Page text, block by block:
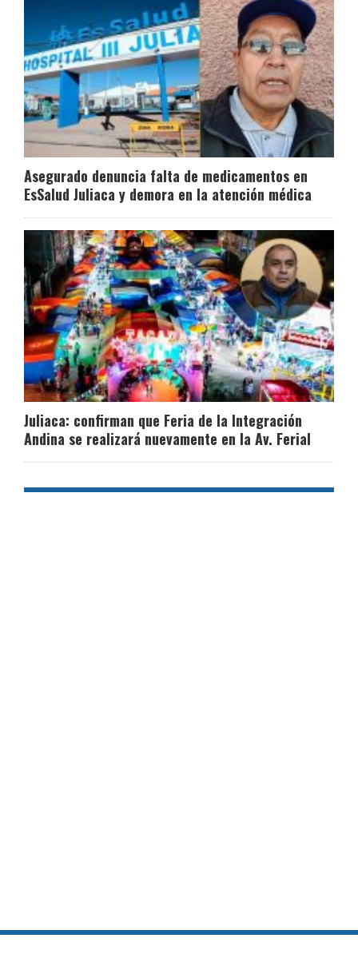
Asegurado denuncia falta de medicamentos en
EsSalud Juliaca y demora en la atención médica
Juliaca: confirman que Feria de la Integración
Andina se realizará nuevamente en la Av. Ferial